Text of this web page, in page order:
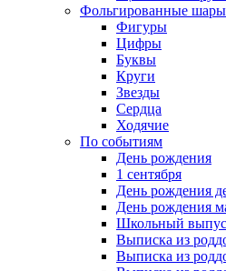
Фольгированные шары
Фигуры
Цифры
Буквы
Круги
Звезды
Сердца
Ходячие
По событиям
День рождения
1 сентября
День рождения
День рождения
Школьный
Выписка из
Выписка из